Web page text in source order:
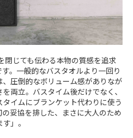
閉じても伝わる本物の質感を追求
。一般的なバスタオルより一回り
圧倒的なボリューム感がありなが
両立。バスタイム後だけでなく、
イムにブランケット代わりに使う
妥協を排した、まさに大人のため
」。